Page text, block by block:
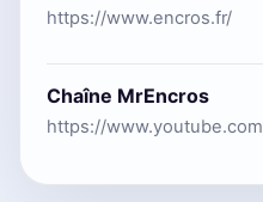
https://www.encros.fr/
Chaîne MrEncros
https://